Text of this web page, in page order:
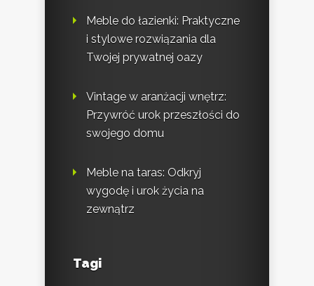
Meble do łazienki: Praktyczne
i stylowe rozwiązania dla
Twojej prywatnej oazy
Vintage w aranżacji wnętrz:
Przywróć urok przeszłości do
swojego domu
Meble na taras: Odkryj
wygodę i urok życia na
zewnątrz
Tagi